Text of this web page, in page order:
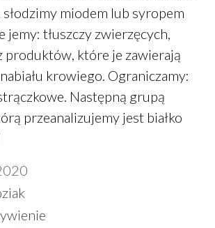
miodem lub syropem
jemy: tłuszczy zwierzęcych,
produktów, które je zawierają
krowiego. Ograniczamy:
Następną grupą
przeanalizujemy jest białko